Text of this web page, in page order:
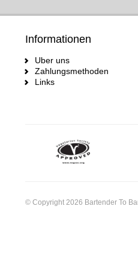
Informationen
Uber uns
Zahlungsmethoden
Links
© Copyright 2026 Bartender To